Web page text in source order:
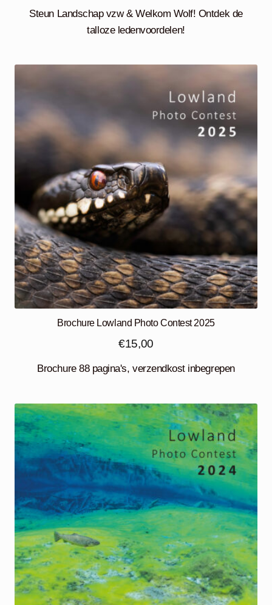
Steun Landschap vzw & Welkom Wolf! Ontdek de
talloze ledenvoordelen!
Brochure Lowland Photo Contest 2025
€15,00
Brochure 88 pagina's, verzendkost inbegrepen